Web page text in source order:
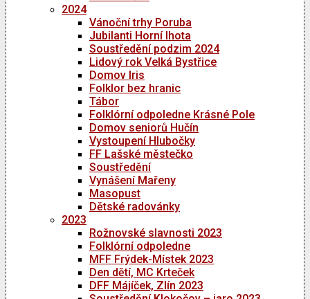
2024
Vánoční trhy Poruba
Jubilanti Horní lhota
Soustředění podzim 2024
Lidový rok Velká Bystřice
Domov Iris
Folklor bez hranic
Tábor
Folklórní odpoledne Krásné Pole
Domov seniorů Hučín
Vystoupení Hlubočky
FF Lašské městečko
Soustředění
Vynášení Mařeny
Masopust
Dětské radovánky
2023
Rožnovské slavnosti 2023
Folklórní odpoledne
MFF Frýdek-Místek 2023
Den dětí, MC Krteček
DFF Májíček, Zlín 2023